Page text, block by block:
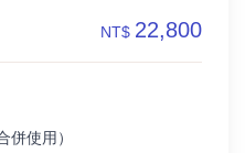
NT$ 22,800
併使用）